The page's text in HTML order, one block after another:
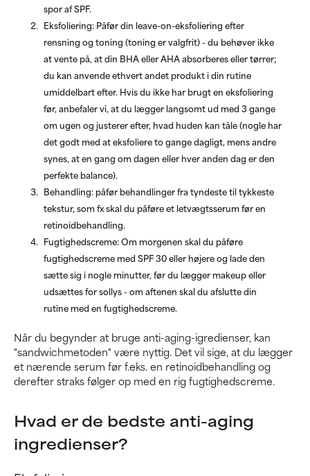
spor af SPF.
Eksfoliering: Påfør din leave-on-eksfoliering efter
rensning og toning (toning er valgfrit) - du behøver ikke
at vente på, at din BHA eller AHA absorberes eller tørrer;
du kan anvende ethvert andet produkt i din rutine
umiddelbart efter. Hvis du ikke har brugt en eksfoliering
før, anbefaler vi, at du lægger langsomt ud med 3 gange
om ugen og justerer efter, hvad huden kan tåle (nogle har
det godt med at eksfoliere to gange dagligt, mens andre
synes, at en gang om dagen eller hver anden dag er den
perfekte balance).
Behandling: påfør behandlinger fra tyndeste til tykkeste
tekstur, som fx skal du påføre et letvægtsserum før en
retinoidbehandling.
Fugtighedscreme: Om morgenen skal du påføre
fugtighedscreme med SPF 30 eller højere og lade den
sætte sig i nogle minutter, før du lægger makeup eller
udsættes for sollys - om aftenen skal du afslutte din
rutine med en fugtighedscreme.
Når du begynder at bruge anti-aging-igredienser, kan
"sandwichmetoden" være nyttig. Det vil sige, at du lægger
et nærende serum før f.eks. en retinoidbehandling og
derefter straks følger op med en rig fugtighedscreme.
Hvad er de bedste anti-aging
ingredienser?